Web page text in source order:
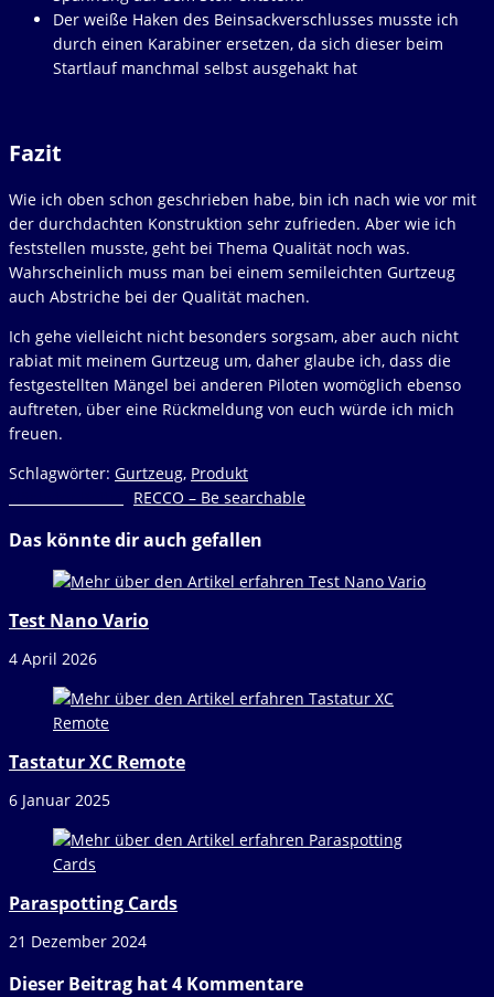
Der weiße Haken des Beinsackverschlusses musste ich
durch einen Karabiner ersetzen, da sich dieser beim
Startlauf manchmal selbst ausgehakt hat
Fazit
Wie ich oben schon geschrieben habe, bin ich nach wie vor mit
der durchdachten Konstruktion sehr zufrieden. Aber wie ich
feststellen musste, geht bei Thema Qualität noch was.
Wahrscheinlich muss man bei einem semileichten Gurtzeug
auch Abstriche bei der Qualität machen.
Ich gehe vielleicht nicht besonders sorgsam, aber auch nicht
rabiat mit meinem Gurtzeug um, daher glaube ich, dass die
festgestellten Mängel bei anderen Piloten womöglich ebenso
auftreten, über eine Rückmeldung von euch würde ich mich
freuen.
Schlagwörter: Gurtzeug, Produkt
Weitere
Artikel
RECCO – Be searchable
Das könnte dir auch gefallen
Test Nano Vario
4 April 2026
Tastatur XC Remote
6 Januar 2025
Paraspotting Cards
21 Dezember 2024
Dieser Beitrag hat 4 Kommentare